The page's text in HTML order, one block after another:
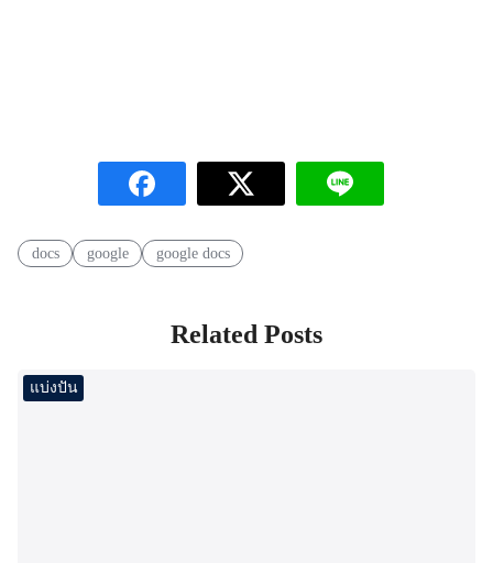
docs google google docs
Related Posts
แบ่งปัน